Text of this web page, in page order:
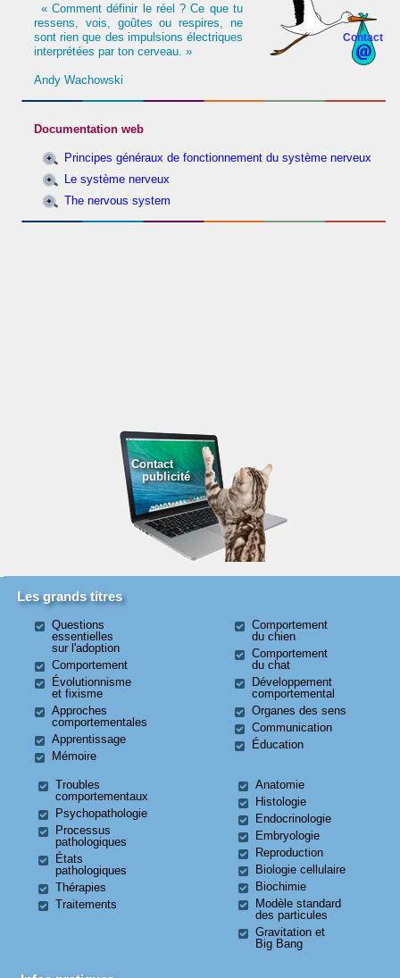
Contact
« Comment définir le réel ? Ce que tu
ressens, vois, goûtes ou respires, ne
sont rien que des impulsions électriques
interprétées par ton cerveau. »
Andy Wachowski
Documentation web
Principes généraux de fonctionnement du système nerveux
Le système nerveux
The nervous system
Contact
publicité
Les grands titres
Questions
essentielles
sur l'adoption
Comportement
Évolutionnisme
et fixisme
Approches
comportementales
Apprentissage
Mémoire
Comportement
du chien
Comportement
du chat
Développement
comportemental
Organes des sens
Communication
Éducation
Troubles
comportementaux
Psychopathologie
Processus
pathologiques
États
pathologiques
Thérapies
Traitements
Anatomie
Histologie
Endocrinologie
Embryologie
Reproduction
Biologie cellulaire
Biochimie
Modèle standard
des particules
Gravitation et
Big Bang